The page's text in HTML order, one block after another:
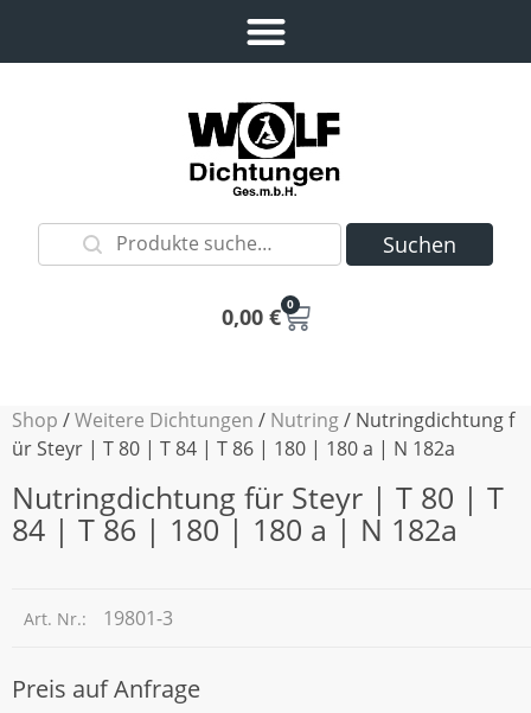
Suchen
0,00 € 0
Shop /Weitere Dichtungen / Nutring/ Nutringdichtung f
ür Steyr | T 80 | T 84 | T 86 | 180 | 180 a | N 182a
Nutringdichtung für Steyr | T 80 | T
84 | T 86 | 180 | 180 a | N 182a
Art. Nr.: 19801-3
Preis auf Anfrage